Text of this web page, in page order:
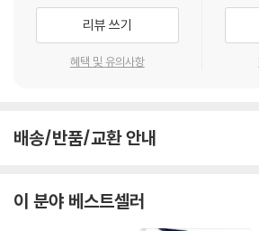
2) 3D 블루레이는 전용 플레이어와 3D 지원
니다.
발생할 수 있습니다. 반품을 원하실 경우 미개봉
다.
있습니다.
3) 렌티큘러 스틸북의 경우, 보호필름이 붙어 판
리뷰 쓰기
혜택 및 유의사항
배송/반품/교환 안내
이 분야 베스트셀러